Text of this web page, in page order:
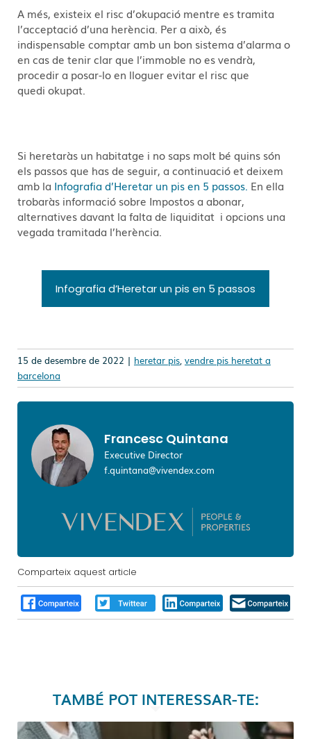
A més, existeix el risc d’okupació mentre es tramita
l’acceptació d’una herència. Per a això, és
indispensable comptar amb un bon sistema d’alarma o
en cas de tenir clar que l’immoble no es vendrà,
procedir a posar-lo en lloguer evitar el risc que
quedi okupat.
Si heretaràs un habitatge i no saps molt bé quins són
els passos que has de seguir, a continuació et deixem
amb la Infografia d’Heretar un pis en 5 passos. En ella
trobaràs informació sobre Impostos a abonar,
alternatives davant la falta de liquiditat i opcions una
vegada tramitada l’herència.
Infografia d’Heretar un pis en 5 passos
15 de desembre de 2022 | heretar pis vendre pis heretat a
barcelona
Francesc Quintana
Executive Director
f.quintana@vivendex.com
Comparteix aquest article
TAMBÉ POT INTERESSAR-TE: